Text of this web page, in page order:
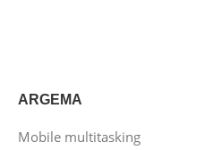
ARGEMA
Mobile multitasking